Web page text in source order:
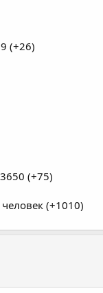
(+26)
(+75)
(+1010)